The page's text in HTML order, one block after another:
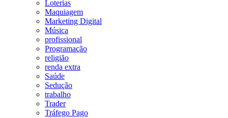
Loterias
Maquiagem
Marketing Digital
Música
profissional
Programação
religião
renda extra
Saúde
Sedução
trabalho
Trader
Tráfego Pago